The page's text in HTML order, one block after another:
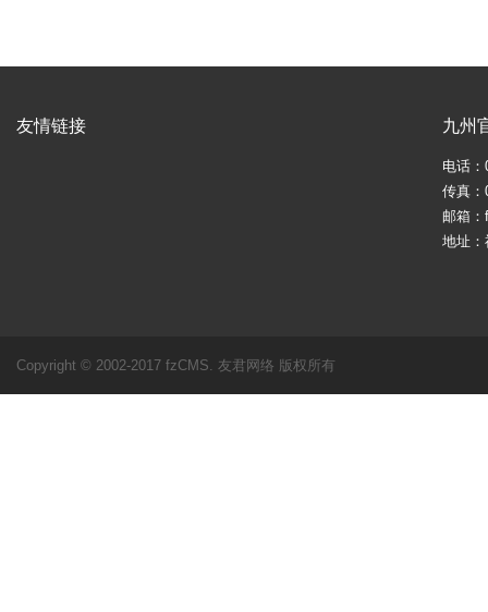
友情链接 九州
电话：
传真：
邮箱
地址
Copyright © 2002-2017 fzCMS. 友君网络 版权所有